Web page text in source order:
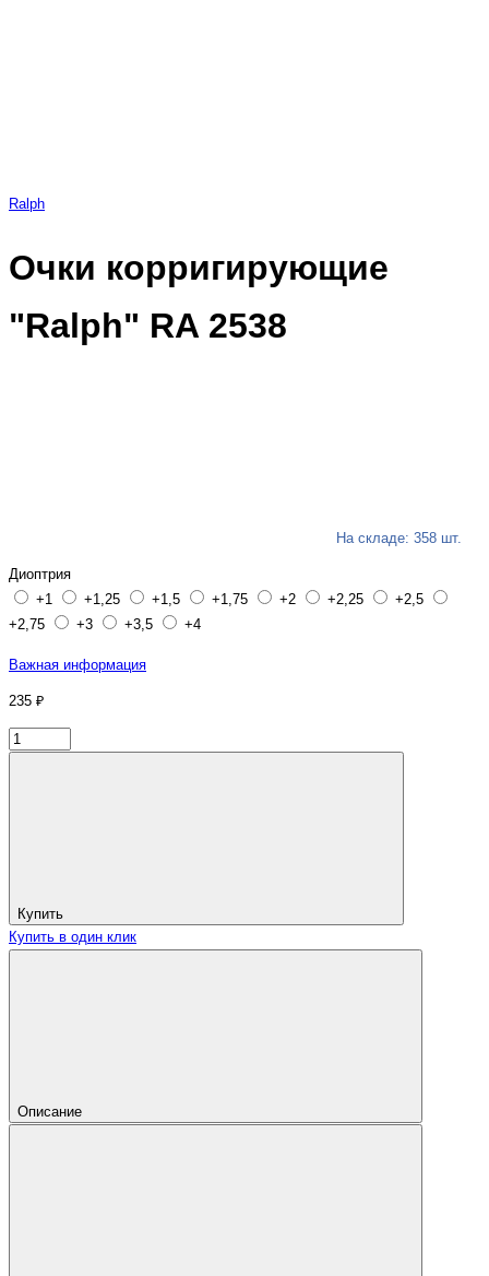
Ralph
Очки корригирующие
"Ralph" RA 2538
На складе: 358 шт.
Диоптрия
+1
+1,25 +1,5 +1,75 +2 +2,25
+2,5
+2,75
+3 +3,5 +4
Важная информация
235 ₽
Купить
Купить в один клик
Описание